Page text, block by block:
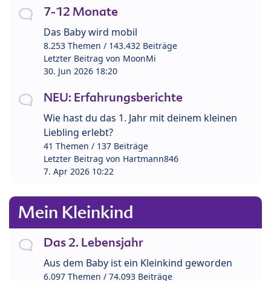
7-12 Monate
Das Baby wird mobil
8.253 Themen / 143.432 Beiträge
Letzter Beitrag von MoonMi
30. Jun 2026 18:20
NEU: Erfahrungsberichte
Wie hast du das 1. Jahr mit deinem kleinen
Liebling erlebt?
41 Themen / 137 Beiträge
Letzter Beitrag von Hartmann846
7. Apr 2026 10:22
Mein Kleinkind
Das 2. Lebensjahr
Aus dem Baby ist ein Kleinkind geworden
6.097 Themen / 74.093 Beiträge